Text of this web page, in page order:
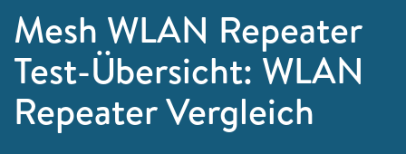
Mesh WLAN Repeater
Test-Übersicht: WLAN
Repeater Vergleich